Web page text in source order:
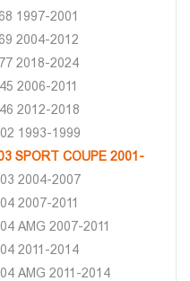
1997-2001
2004-2012
2018-2024
2006-2011
2012-2018
1993-1999
SPORT COUPE 2001-
2004-2007
2007-2011
AMG 2007-2011
2011-2014
AMG 2011-2014